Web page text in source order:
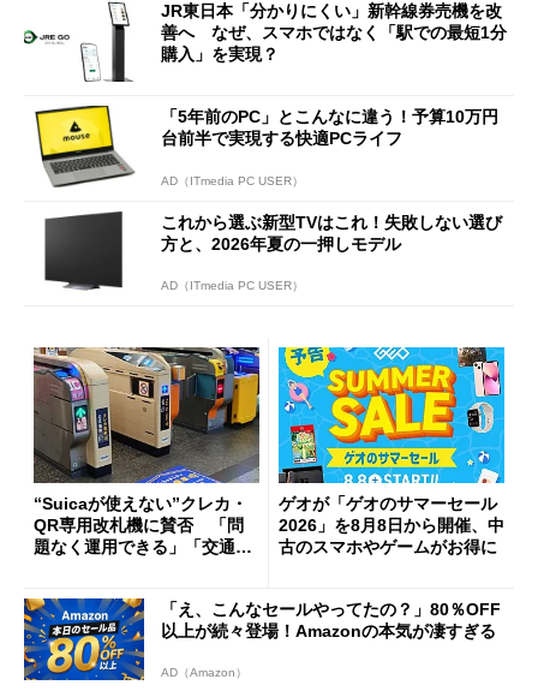
JR東日本「分かりにくい」新幹線券売機を改
善へ なぜ、スマホではなく「駅での最短1分
購入」を実現？
「5年前のPC」とこんなに違う！予算10万円
台前半で実現する快適PCライフ
AD（ITmedia PC USER）
これから選ぶ新型TVはこれ！失敗しない選び
方と、2026年夏の一押しモデル
AD（ITmedia PC USER）
“Suicaが使えない”クレカ・
QR専用改札機に賛否 「問
題なく運用できる」「交通系I
ゲオが「ゲオのサマーセール
2026」を8月8日から開催、中
古のスマホやゲームがお得に
「え、こんなセールやってたの？」80％OFF
以上が続々登場！Amazonの本気が凄すぎる
AD（Amazon）